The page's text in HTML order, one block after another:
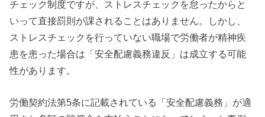
チェック制度ですが、ストレスチェックを怠ったからと
いって直接罰則が課されることはありません。しかし、
ストレスチェックを行っていない職場で労働者が精神疾
患を患った場合は「安全配慮義務違反」は成立する可能
性があります。
労働契約法第5条に記載されている「安全配慮義務」が適